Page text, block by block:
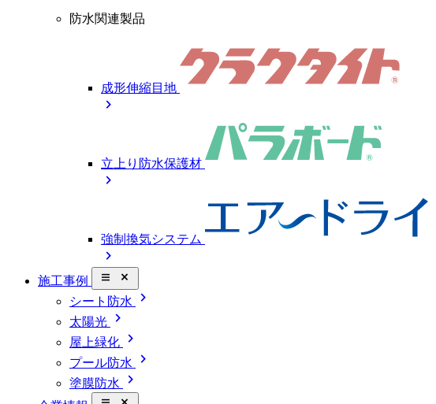
防水関連製品
成形伸縮目地
chevron_right
立上り防水保護材
chevron_right
強制換気システム
chevron_right
施工事例 close_small
シート防水 chevron_right
太陽光 chevron_right
屋上緑化 chevron_right
プール防水 chevron_right
塗膜防水 chevron_right